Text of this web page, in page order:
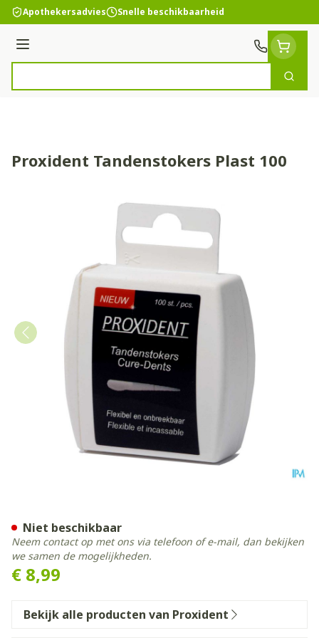
Ga naar de inhoud
Apothekersadvies Snelle beschikbaarheid
Menu
Zoek
Proxident Tandenstokers Plast 100
€ 8,99
Niet beschikbaar
Neem contact op met ons via telefoon of e-mail, dan bekijken
we samen de mogelijkheden.
Bekijk alle producten van Proxident